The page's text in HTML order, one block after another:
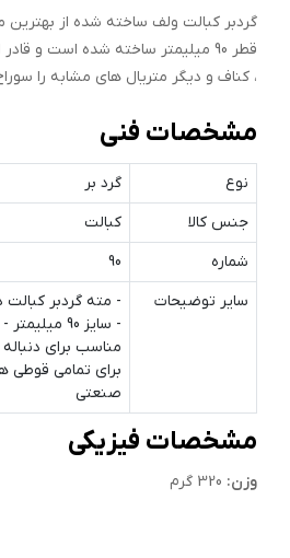
گردبر کبالت ولف ساخته شده از بهترین
قطر 90 میلیمتر ساخته شده است و
، کناف و دیگر متریال های مشابه را
مشخصات فنی
نوع
گرد بر
جنس کالا
کبالت
شماره
90
سایر توضیحات
مناسب برای
برای تمامی قوطی
صنعتی
مشخصات فیزیکی
وزن: